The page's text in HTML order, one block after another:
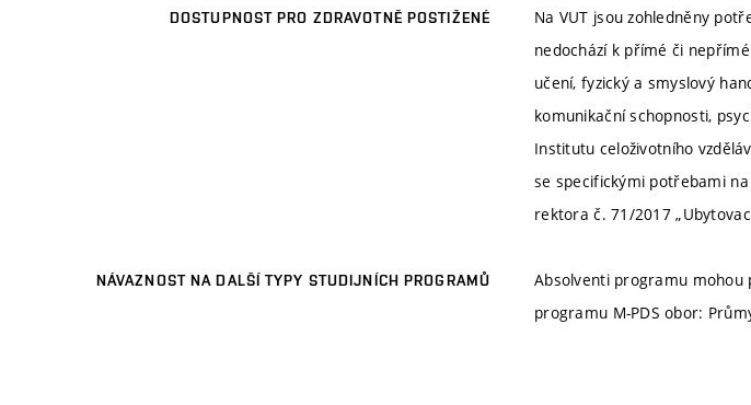
DOSTUPNOST PRO ZDRAVOTNĚ POSTIŽENÉ
Na VUT jsou zohledněny
nedochází k přímé či
učení, fyzický a smyslový
komunikační schopnosti,
Institutu celoživotního
se specifickými potřebami
rektora č. 71/2017
NÁVAZNOST NA DALŠÍ TYPY STUDIJNÍCH PROGRAMŮ
Absolventi programu mohou
programu M-PDS obor: